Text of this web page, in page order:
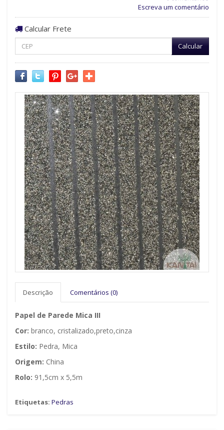
Escreva um comentário
Calcular Frete
Calcular
Descrição Comentários (0)
Papel de Parede Mica III
Cor: branco, cristalizado,preto,cinza
Estilo: Pedra, Mica
Origem: China
Rolo: 91,5cm x 5,5m
Etiquetas: Pedras